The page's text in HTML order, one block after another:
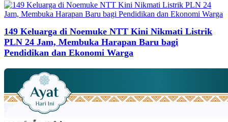
149 Keluarga di Noemuke NTT Kini Nikmati Listrik
PLN 24 Jam, Membuka Harapan Baru bagi
Pendidikan dan Ekonomi Warga